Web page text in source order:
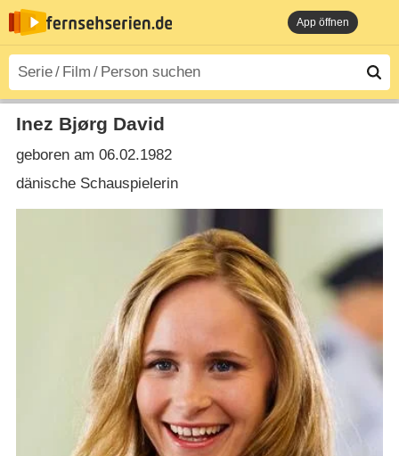
App öffnen
Inez Bjørg David
geboren am 06.02.1982
dänische Schauspielerin